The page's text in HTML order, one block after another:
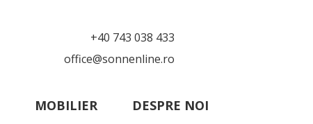
+40 743 038 433
office@sonnenline.ro
MOBILIER DESPRE NOI